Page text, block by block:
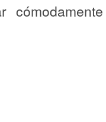
cómodamente